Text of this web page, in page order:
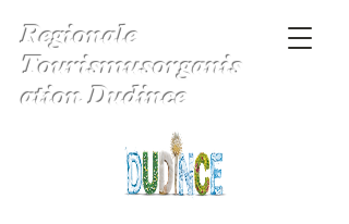
Regionale
Tourismusorganis
ation Dudince